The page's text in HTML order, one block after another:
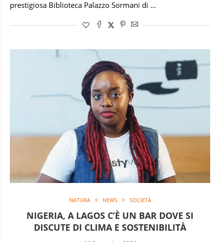
prestigiosa Biblioteca Palazzo Sormani di …
NATURA NEWS SOCIETÀ
NIGERIA, A LAGOS C’È UN BAR DOVE SI
DISCUTE DI CLIMA E SOSTENIBILITÀ